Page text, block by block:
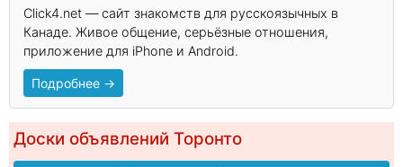
Click4.net — сайт знакомств для русскоязычных в
Канаде. Живое общение, серьёзные отношения,
приложение для iPhone и Android.
Подробнее →
Доски объявлений Торонто